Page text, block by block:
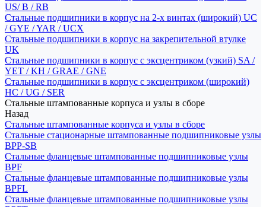
US/ B / RB
Стальные подшипники в корпус на 2-х винтах (широкий) UC
/ GYE / YAR / UCX
Стальные подшипники в корпус на закрепительной втулке
UK
Стальные подшипники в корпус с эксцентриком (узкий) SA /
YET / KH / GRAE / GNE
Стальные подшипники в корпус с эксцентриком (широкий)
HC / UG / SER
Стальные штампованные корпуса и узлы в сборе
Назад
Стальные штампованные корпуса и узлы в сборе
Стальные стационарные штампованные подшипниковые узлы
BPP-SB
Стальные фланцевые штампованные подшипниковые узлы
BPF
Стальные фланцевые штампованные подшипниковые узлы
BPFL
Стальные фланцевые штампованные подшипниковые узлы